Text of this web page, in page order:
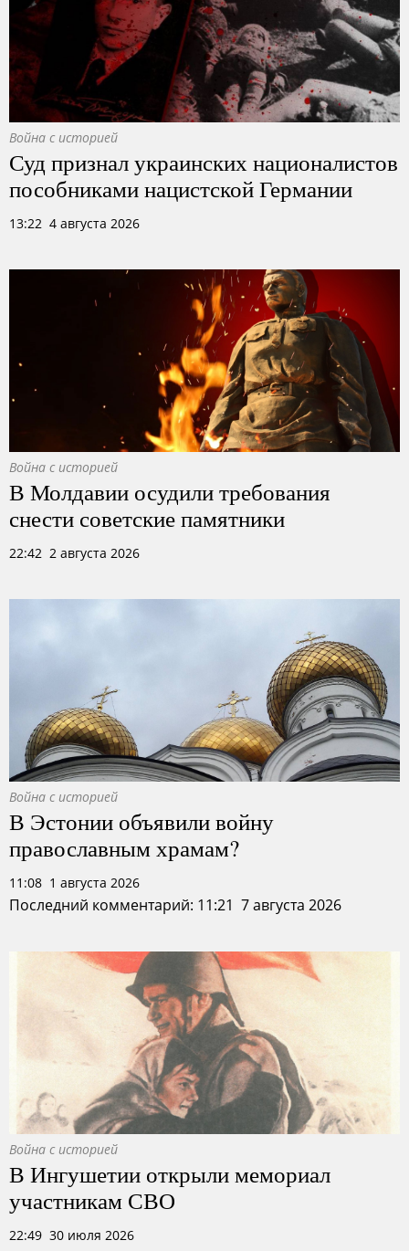
Война с историей
Суд признал украинских националистов
пособниками нацистской Германии
13:22 4 августа 2026
Война с историей
В Молдавии осудили требования
снести советские памятники
22:42 2 августа 2026
Война с историей
В Эстонии объявили войну
православным храмам?
11:08 1 августа 2026
Последний комментарий: 11:21 7 августа 2026
Война с историей
В Ингушетии открыли мемориал
участникам СВО
22:49 30 июля 2026